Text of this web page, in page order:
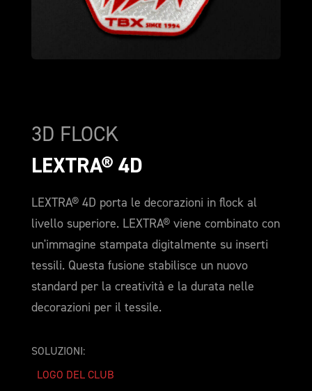
3D FLOCK
LEXTRA® 4D
LEXTRA® 4D porta le decorazioni in flock al
livello superiore. LEXTRA® viene combinato con
un'immagine stampata digitalmente su inserti
tessili. Questa fusione stabilisce un nuovo
standard per la creatività e la durata nelle
decorazioni per il tessile.
SOLUZIONI:
LOGO DEL CLUB